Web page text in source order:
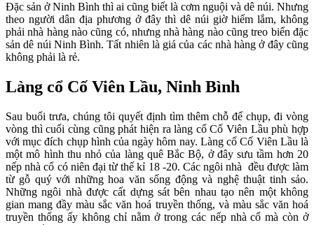
Đặc sản ở Ninh Bình thì ai cũng biết là cơm nguội và dê núi. Nhưng
theo người dân địa phương ở đây thì dê núi giờ hiếm lắm, không
phải nhà hàng nào cũng có, nhưng nhà hàng nào cũng treo biển đặc
sản dê núi Ninh Bình. Tất nhiên là giá của các nhà hàng ở đây cũng
không phải là rẻ.
Làng cổ Cố Viên Lầu, Ninh Bình
Sau buổi trưa, chúng tôi quyết định tìm thêm chỗ để chụp, đi vòng
vòng thì cuối cùng cũng phát hiện ra làng cổ Cố Viên Lầu phù hợp
với mục đích chụp hình của ngày hôm nay. Làng cổ Cố Viên Lầu là
một mô hình thu nhỏ của làng quê Bắc Bộ, ở đây sưu tầm hơn 20
nếp nhà cổ có niên đại từ thế kỉ 18 -20. Các ngôi nhà đều được làm
từ gỗ quý với những hoa văn sống động và nghệ thuật tinh sảo.
Những ngôi nhà được cất dựng sát bên nhau tạo nên một không
gian mang đầy màu sắc văn hoá truyền thống, và màu sắc văn hoá
truyền thống ấy không chỉ nằm ở trong các nếp nhà cổ mà còn ở